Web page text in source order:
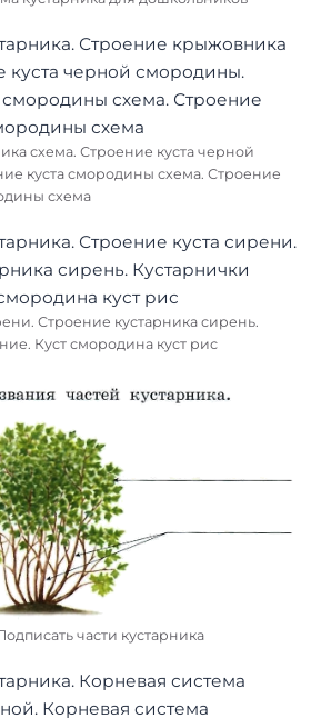
схема. Строение куста черной
куста смородины схема. Строение
схема
Строение кустарника сирень.
Куст смородина куст рис
части кустарника